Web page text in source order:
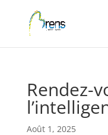
Rendez-
Août 1, 2025